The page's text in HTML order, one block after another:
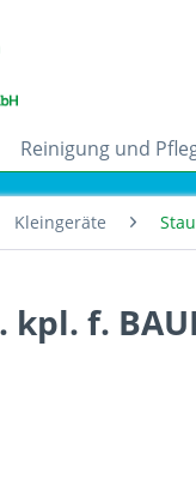
Reinigung und
Kleingeräte
kpl. f.